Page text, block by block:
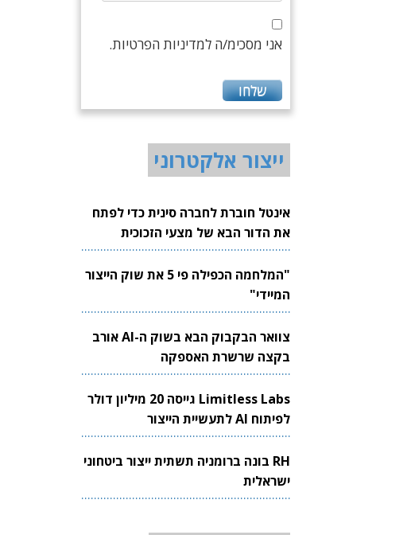
אני מסכימ/ה למדיניות הפרטיות.
ייצור אלקטרוני
אינטל חוברת לחברה סינית כדי לפתח
את הדור הבא של מצעי הזכוכית
לשבבים
"המלחמה הכפילה פי 5 את שוק הייצור
המיידי"
צוואר הבקבוק הבא בשוק ה-AI אורב
בקצה שרשרת האספקה
Limitless Labs גייסה 20 מיליון דולר
לפיתוח AI לתעשיית הייצור
RH בונה ברומניה תשתית ייצור ביטחוני
ישראלית